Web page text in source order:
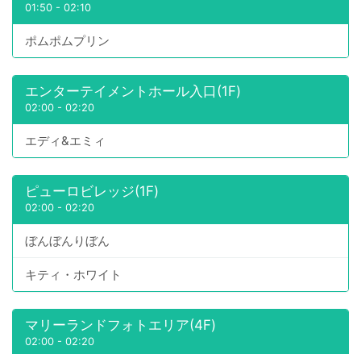
01:50 - 02:10
ポムポムプリン
エンターテイメントホール入口(1F)
02:00 - 02:20
エディ&エミィ
ピューロビレッジ(1F)
02:00 - 02:20
ぼんぼんりぼん
キティ・ホワイト
マリーランドフォトエリア(4F)
02:00 - 02:20